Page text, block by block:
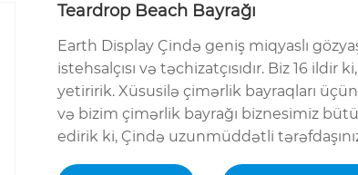
Teardrop Beach Bayrağı
Earth Display Çində geniş miqyaslı
istehsalçısı və təchizatçısıdır. Biz 16
yetiririk. Xüsusilə çimərlik bayraqları
və bizim çimərlik bayrağı biznesimiz
edirik ki, Çində uzunmüddətli